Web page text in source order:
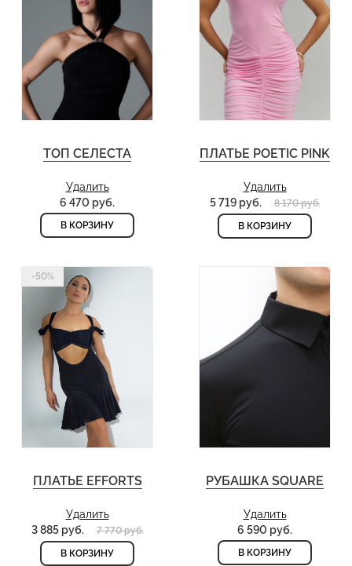
ТОП СЕЛЕСТА
Удалить
6 470 руб.
В КОРЗИНУ
ПЛАТЬЕ POETIC PINK
Удалить
5 719 руб.
8 170 руб.
В КОРЗИНУ
-50%
ПЛАТЬЕ EFFORTS
Удалить
3 885 руб.
7 770 руб.
В КОРЗИНУ
РУБАШКА SQUARE
Удалить
6 590 руб.
В КОРЗИНУ